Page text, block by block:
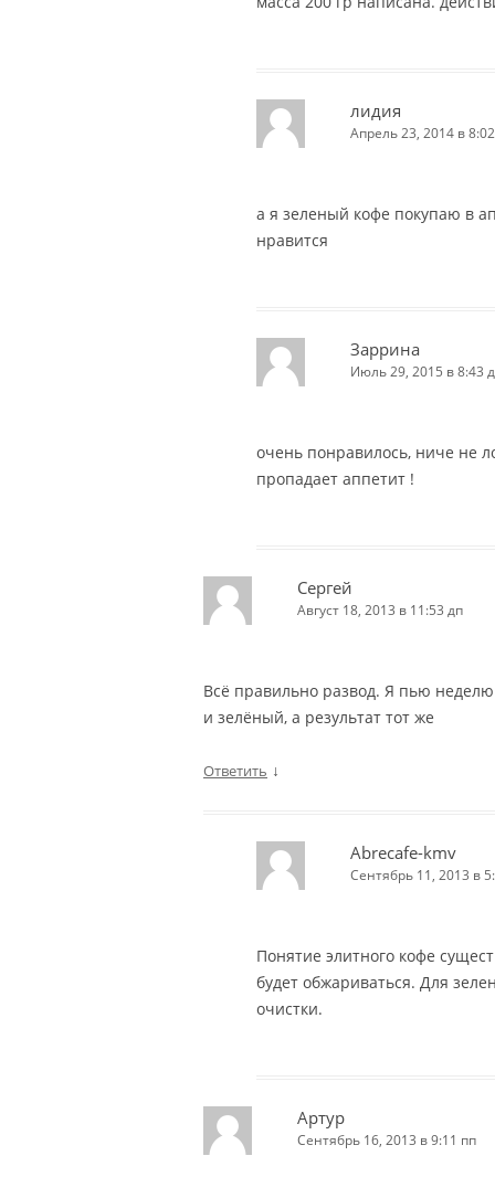
лидия
Апрель 23, 2014 в
а я зеленый кофе покупаю в
нравится
Заррина
Июль 29, 2015 в 8:43
очень понравилось, ниче не
пропадает аппетит !
Сергей
Август 18, 2013 в 11:53 дп
Всё правильно развод. Я пью
и зелёный, а результат тот же
Ответить ↓
Abrecafe-kmv
Сентябрь 11, 2013 в
Понятие элитного кофе
будет обжариваться. Для
очистки.
Артур
Сентябрь 16, 2013 в 9:11 пп